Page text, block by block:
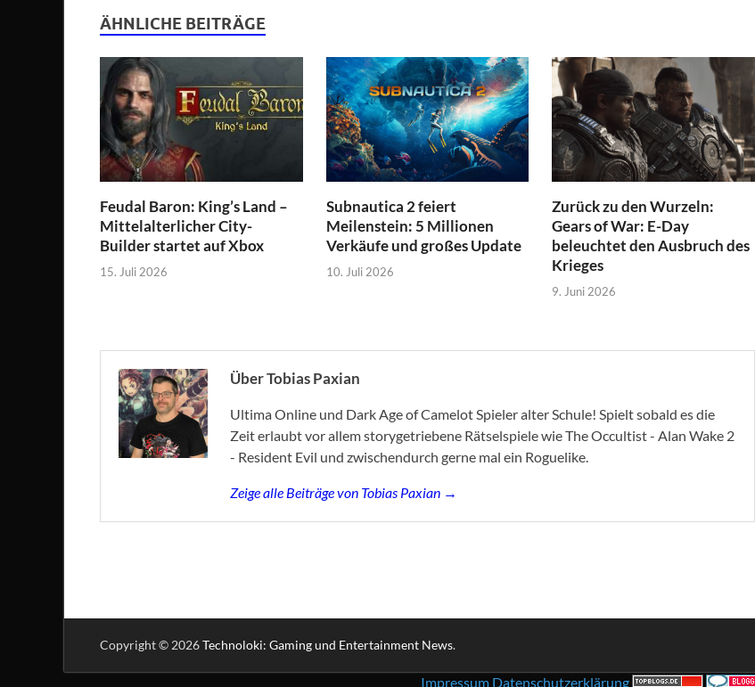
ÄHNLICHE BEITRÄGE
Feudal Baron: King’s Land –
Mittelalterlicher City-
Builder startet auf Xbox
15. Juli 2026
Subnautica 2 feiert
Meilenstein: 5 Millionen
Verkäufe und großes Update
10. Juli 2026
Zurück zu den Wurzeln:
Gears of War: E-Day
beleuchtet den Ausbruch des
Krieges
9. Juni 2026
Über Tobias Paxian
Ultima Online und Dark Age of Camelot Spieler alter Schule! Spielt sobald es die
Zeit erlaubt vor allem storygetriebene Rätselspiele wie The Occultist - Alan Wake 2
- Resident Evil und zwischendurch gerne mal ein Roguelike.
Zeige alle Beiträge von Tobias Paxian →
Copyright © 2026Technoloki: Gaming und Entertainment News.
Impressum Datenschutzerklärung